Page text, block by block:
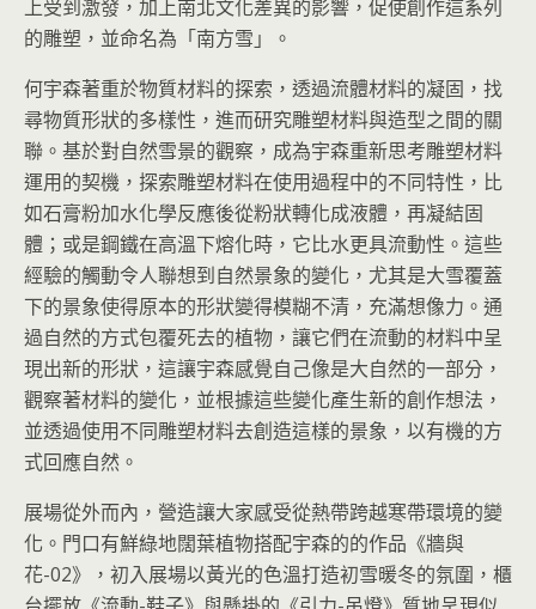
上受到激發，加上南北文化差異的影響，促使創作這系列
的雕塑，並命名為「南方雪」。
何宇森著重於物質材料的探索，透過流體材料的凝固，找
尋物質形狀的多樣性，進而研究雕塑材料與造型之間的關
聯。基於對自然雪景的觀察，成為宇森重新思考雕塑材料
運用的契機，探索雕塑材料在使用過程中的不同特性，比
如石膏粉加水化學反應後從粉狀轉化成液體，再凝結固
體；或是鋼鐵在高溫下熔化時，它比水更具流動性。這些
經驗的觸動令人聯想到自然景象的變化，尤其是大雪覆蓋
下的景象使得原本的形狀變得模糊不清，充滿想像力。通
過自然的方式包覆死去的植物，讓它們在流動的材料中呈
現出新的形狀，這讓宇森感覺自己像是大自然的一部分，
觀察著材料的變化，並根據這些變化產生新的創作想法，
並透過使用不同雕塑材料去創造這樣的景象，以有機的方
式回應自然。
展場從外而內，營造讓大家感受從熱帶跨越寒帶環境的變
化。門口有鮮綠地闊葉植物搭配宇森的的作品《牆與
花-02》，初入展場以黃光的色溫打造初雪暖冬的氛圍，櫃